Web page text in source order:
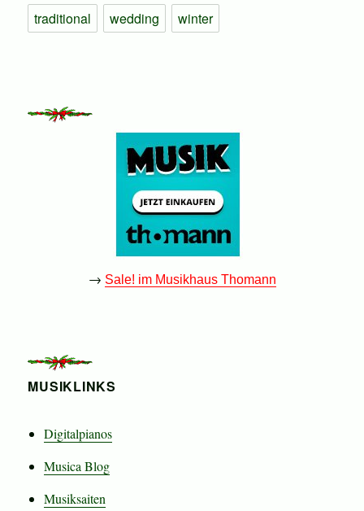
traditional
wedding winter
→ Sale! im Musikhaus Thomann
MUSIKLINKS
Digitalpianos
Musica Blog
Musiksaiten